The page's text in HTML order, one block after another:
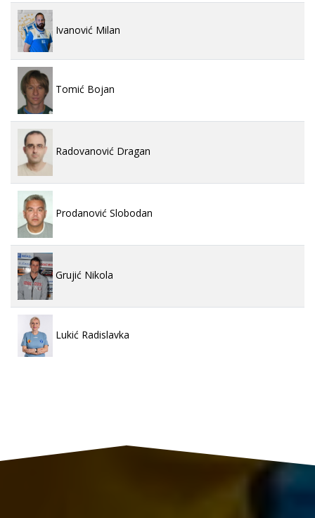
Ivanović Milan
Tomić Bojan
Radovanović Dragan
Prodanović Slobodan
Grujić Nikola
Lukić Radislavka